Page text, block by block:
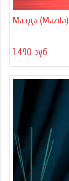
Мазда (Mazda)
1 490 руб